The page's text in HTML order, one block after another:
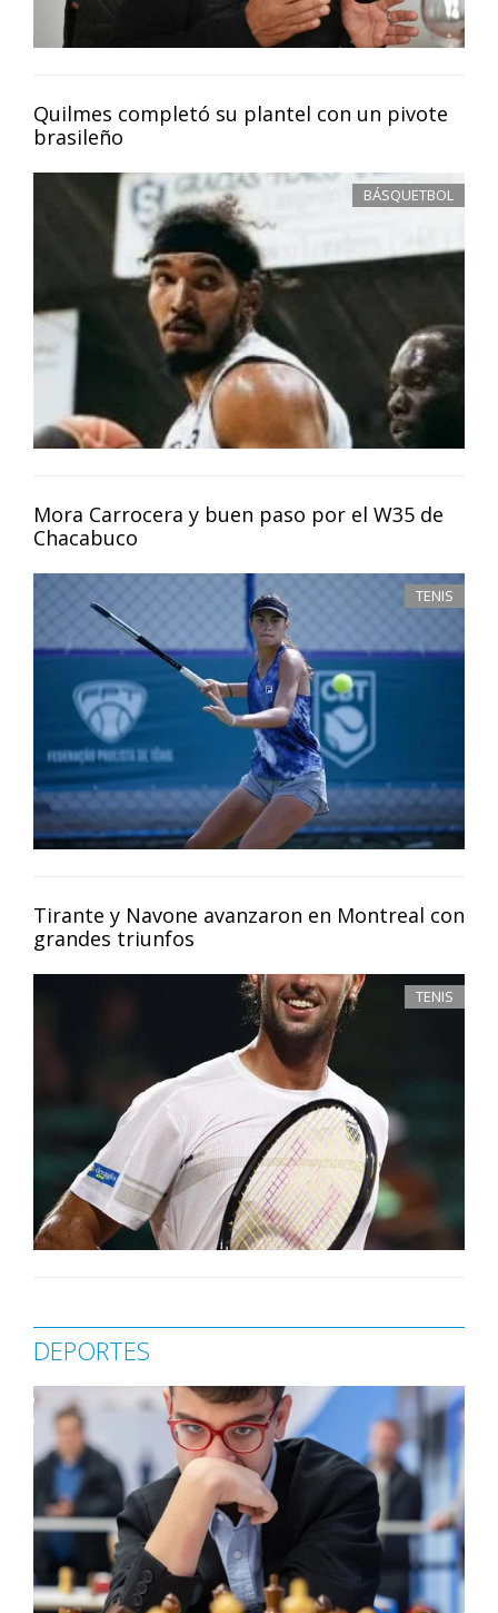
Quilmes completó su plantel con un pivote
brasileño
BÁSQUETBOL
Mora Carrocera y buen paso por el W35 de
Chacabuco
TENIS
Tirante y Navone avanzaron en Montreal con
grandes triunfos
TENIS
DEPORTES